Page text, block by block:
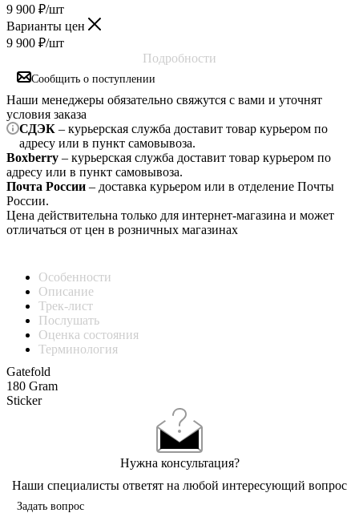
9 900 ₽/шт
Варианты цен
9 900 ₽/шт
Подробности
Сообщить о поступлении
Наши менеджеры обязательно свяжутся с вами и уточнят
условия заказа
СДЭК – курьерская служба доставит товар курьером по
адресу или в пункт самовывоза.
Boxberry – курьерская служба доставит товар курьером по
адресу или в пункт самовывоза.
Почта России – доставка курьером или в отделение Почты
России.
Цена действительна только для интернет-магазина и может
отличаться от цен в розничных магазинах
Особенности
Описание
Трек-лист
Послушать
Оценка состояния
Терминология
Gatefold
180 Gram
Sticker
Нужна консультация?
Наши специалисты ответят на любой интересующий вопрос
Задать вопрос